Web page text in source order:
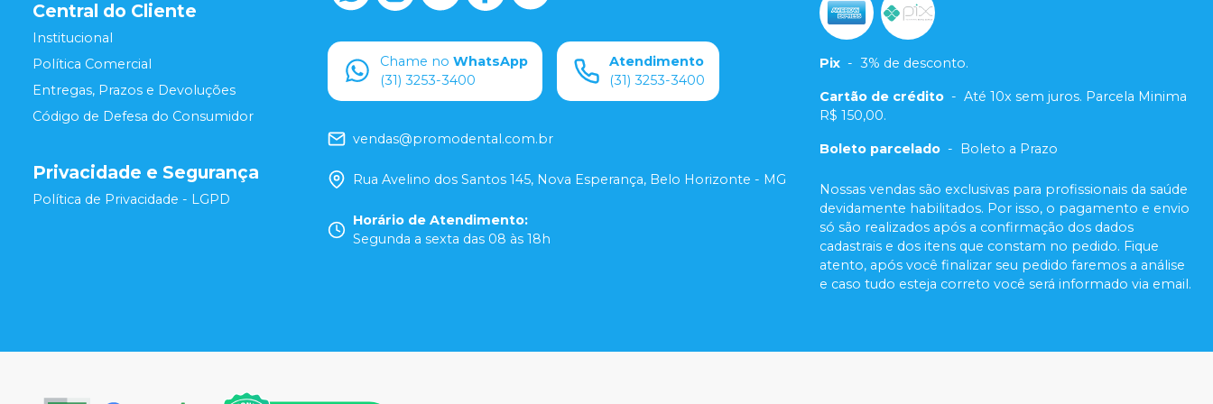
Central do Cliente
Institucional
Política Comercial
Entregas, Prazos e Devoluções
Código de Defesa do Consumidor
Privacidade e Segurança
Política de Privacidade - LGPD
Chame no WhatsApp
(31) 3253-3400
Atendimento
(31) 3253-3400
vendas@promodental.com.br
Rua Avelino dos Santos 145, Nova Esperança, Belo Horizonte - MG
Horário de Atendimento:
Segunda a sexta das 08 às 18h
Pix - 3% de desconto.
Cartão de crédito - Até 10x sem juros. Parcela Minima
R$ 150,00.
Boleto parcelado - Boleto a Prazo
Nossas vendas são exclusivas para profissionais da saúde
devidamente habilitados. Por isso, o pagamento e envio
só são realizados após a confirmação dos dados
cadastrais e dos itens que constam no pedido. Fique
atento, após você finalizar seu pedido faremos a análise
e caso tudo esteja correto você será informado via email.